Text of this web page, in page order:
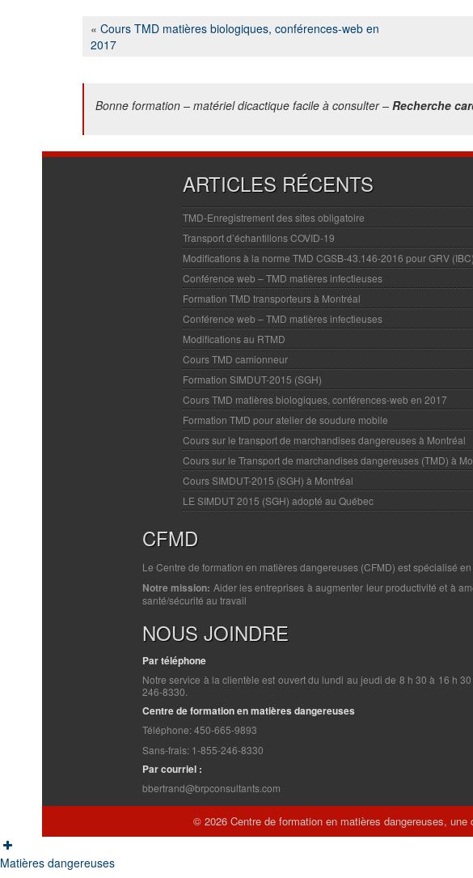
« Cours TMD matières biologiques, conférences-web en
2017
Bonne formation – matériel dicactique facile à consulter – Recherche
ARTICLES RÉCENTS
TMD-Enregistrement des sites obligatoire
Transport d’échantillons COVID-19
Modifications à la norme TMD CGSB-43.146-2016 pour GRV (IBC)
Conférence web – TMD matières infectieuses
Formation TMD transporteurs à Montréal
Conférence web – TMD matières infectieuses
Modifications au RTMD
Cours TMD camionneur
Formation SIMDUT-2015 (SGH)
Cours TMD matières biologiques, conférences-web en 2017
Formation TMD pour atelier de soudure mobile
Cours sur le transport de marchandises dangereuses à Montréal
Cours sur le Transport de marchandises dangereuses (TMD) à
Cours SIMDUT-2015 (SGH) à Montréal
LE SIMDUT 2015 (SGH) adopté au Québec
CFMD
Le Centre de formation en matières dangereuses (CFMD) est spécialisé
Notre mission: Aider les entreprises à augmenter leur productivité et à
santé/sécurité au travail
NOUS JOINDRE
Par téléphone
Notre service à la clientèle est ouvert du lundi au jeudi de 8 h 30 à 16 h
246-8330.
Centre de formation en matières dangereuses
Téléphone: 450-665-9893
Sans-frais: 1-855-246-8330
Par courriel :
bbertrand@brpconsultants.com
© 2026 Centre de formation en matières dangereuses,
Matières dangereuses